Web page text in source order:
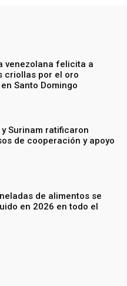
venezolana felicita a
criollas por el oro
Santo Domingo
Surinam ratificaron
de cooperación y apoyo
de alimentos se
en 2026 en todo el